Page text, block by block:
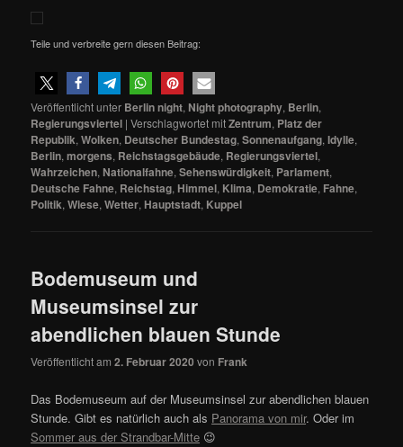
Teile und verbreite gern diesen Beitrag:
Veröffentlicht unter Berlin night, Night photography, Berlin,
Regierungsviertel |Verschlagwortet mitZentrum, Platz der
Republik,Wolken, Deutscher Bundestag,Sonnenaufgang,Idylle,
Berlin,morgens, Reichstagsgebäude, Regierungsviertel,
Wahrzeichen, Nationalfahne,Sehenswürdigkeit, Parlament,
Deutsche Fahne, Reichstag, Himmel, Klima, Demokratie, Fahne,
Politik,Wiese,Wetter, Hauptstadt, Kuppel
Bodemuseum und
Museumsinsel zur
abendlichen blauen Stunde
Veröffentlicht am2. Februar 2020 von Frank
Das Bodemuseum auf der Museumsinsel zur abendlichen blauen
Stunde. Gibt es natürlich auch als Panorama von mir. Oder im
Sommer aus der Strandbar-Mitte 😉